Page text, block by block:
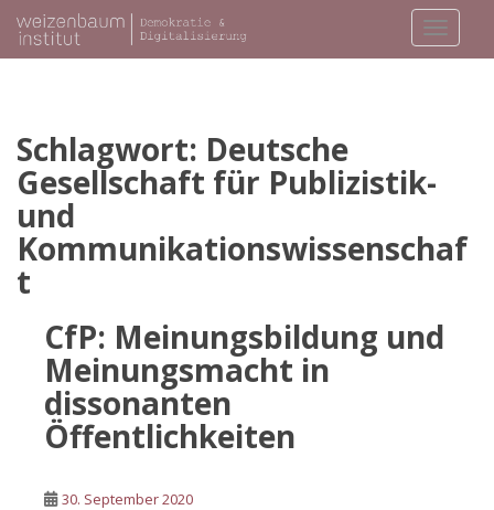
i
Schlagwort: Deutsche
Gesellschaft für Publizistik-
und
Kommunikationswissenschaf
t
CfP: Meinungsbildung und
Meinungsmacht in
dissonanten
Öffentlichkeiten
30. September 2020